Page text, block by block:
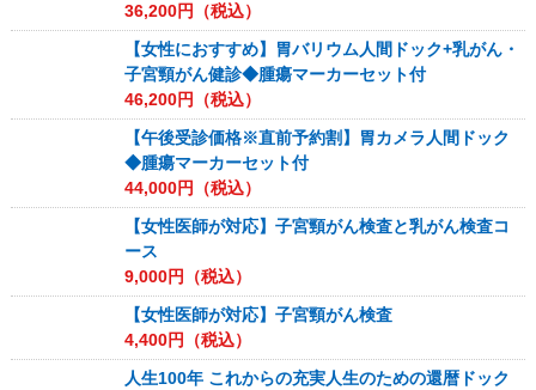
36,200円（税込）
【女性におすすめ】胃バリウム人間ドック+乳がん・
子宮頸がん健診◆腫瘍マーカーセット付
46,200円（税込）
【午後受診価格※直前予約割】胃カメラ人間ドック
◆腫瘍マーカーセット付
44,000円（税込）
【女性医師が対応】子宮頸がん検査と乳がん検査コ
ース
9,000円（税込）
【女性医師が対応】子宮頸がん検査
4,400円（税込）
人生100年 これからの充実人生のための還暦ドック